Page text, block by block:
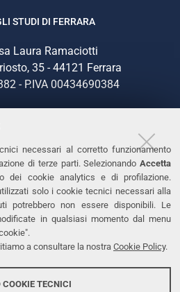
necessari al corretto funzionamento
di terze parti. Selezionando Accetta
dei cookie analytics e di profilazione.
solo i cookie tecnici necessari alla
potrebbero non essere disponibili. Le
in qualsiasi momento dal menu
a consultare la nostra Cookie Policy.
COOKIE TECNICI
STUDI DI FERRARA
Laura Ramaciotti
35 - 44121 Ferrara
- P.IVA 00434690384
accessibilità